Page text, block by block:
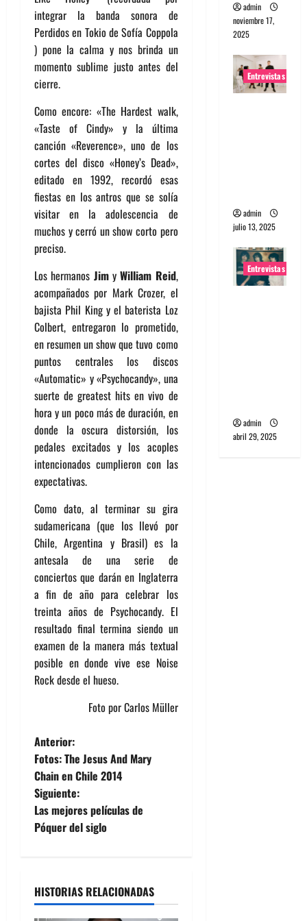
integrar la banda sonora de
Perdidos en Tokio de Sofía Coppola
) pone la calma y nos brinda un
momento sublime justo antes del
cierre.
Como encore: «The Hardest walk,
«Taste of Cindy» y la última
canción «Reverence», uno de los
cortes del disco «Honey’s Dead»,
editado en 1992, recordó esas
fiestas en los antros que se solía
visitar en la adolescencia de
muchos y cerró un show corto pero
preciso.
Los hermanos JimyWilliam Reid,
acompañados por Mark Crozer, el
bajista Phil King y el baterista Loz
Colbert, entregaron lo prometido,
en resumen un show que tuvo como
puntos centrales los discos
«Automatic» y «Psychocandy», una
suerte de greatest hits en vivo de
hora y un poco más de duración, en
donde la oscura distorsión, los
pedales excitados y los acoples
intencionados cumplieron con las
expectativas.
Como dato, al terminar su gira
sudamericana (que los llevó por
Chile, Argentina y Brasil) es la
antesala de una serie de
conciertos que darán en Inglaterra
a fin de año para celebrar los
treinta años de Psychocandy. El
resultado final termina siendo un
examen de la manera más textual
posible en donde vive ese Noise
Rock desde el hueso.
Foto por Carlos Müller
N
a
v
e
a
Anterior:
Fotos: The Jesus And Mary
Chain en Chile 2014
Siguiente:
Las mejores películas de
Póquer del siglo
HISTORIAS RELACIONADAS
admin
noviembre 17,
2025
Entrevistas
admin
julio 13, 2025
Entrevistas
admin
abril 29, 2025